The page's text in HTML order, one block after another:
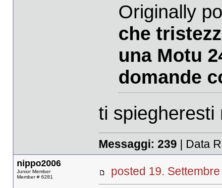
Originally
che
una Motu
domande
ti spiegheresti
Messaggi: 239 | Data
nippo2006
Junior Member
Member # 6281
posted 19.